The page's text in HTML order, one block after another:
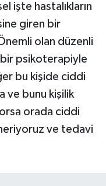
işte hastalıkların
giren bir
olan düzenli
psikoterapiyle
bu kişide ciddi
ve bunu kişilik
orada ciddi
ve tedavi